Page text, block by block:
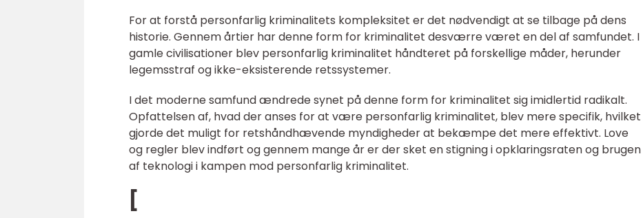
For at forstå personfarlig kriminalitets kompleksitet er det nødvendigt at se tilbage på dens
historie. Gennem årtier har denne form for kriminalitet desværre været en del af samfundet. I
gamle civilisationer blev personfarlig kriminalitet håndteret på forskellige måder, herunder
legemsstraf og ikke-eksisterende retssystemer.
I det moderne samfund ændrede synet på denne form for kriminalitet sig imidlertid radikalt.
Opfattelsen af, hvad der anses for at være personfarlig kriminalitet, blev mere specifik, hvilket
gjorde det muligt for retshåndhævende myndigheder at bekæmpe det mere effektivt. Love
og regler blev indført og gennem mange år er der sket en stigning i opklaringsraten og brugen
af teknologi i kampen mod personfarlig kriminalitet.
[